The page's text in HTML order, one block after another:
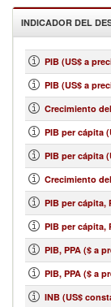
INDICADOR DEL
PIB (US$ a
PIB (US$ a
Crecimiento
PIB per cápita
PIB per cápita
Crecimiento
PIB per cápita,
PIB per cápita,
PIB, PPA ($ a
PIB, PPA ($ a
INB (US$